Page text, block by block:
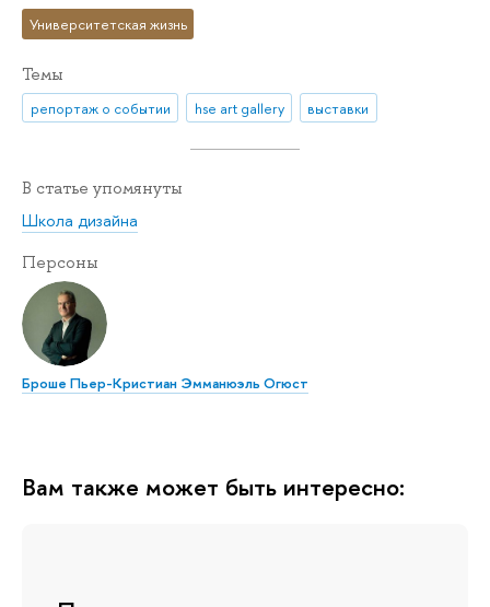
Университетская жизнь
Темы
репортаж о событии hse art gallery выставки
В статье упомянуты
Школа дизайна
Персоны
Броше Пьер-Кристиан Эмманюэль Огюст
Вам также может быть интересно: